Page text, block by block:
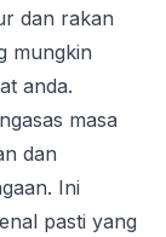
dan rakan
mungkin
anda.
masa
dan
Ini
pasti yang